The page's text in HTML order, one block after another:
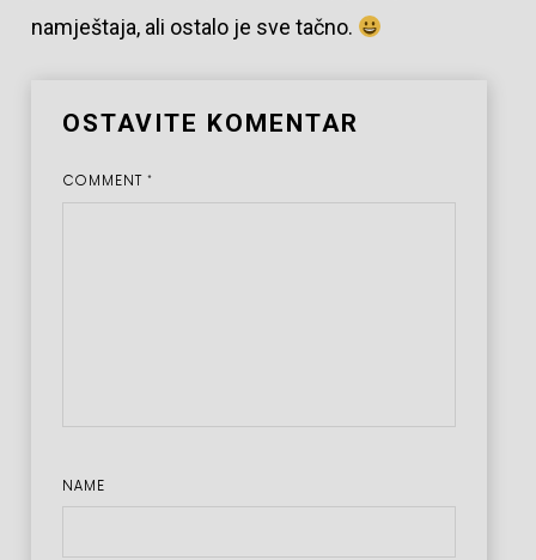
namještaja, ali ostalo je sve tačno.
OSTAVITE KOMENTAR
COMMENT *
NAME